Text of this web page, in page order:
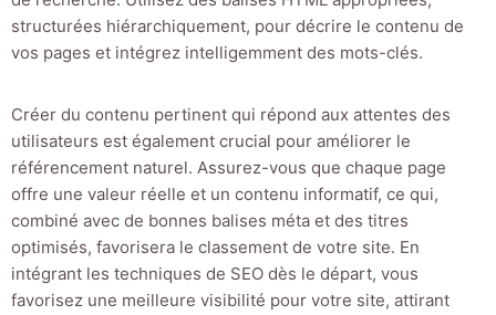
structurées hiérarchiquement, pour décrire le contenu de
vos pages et intégrez intelligemment des mots-clés.
Créer du contenu pertinent qui répond aux attentes des
utilisateurs est également crucial pour améliorer le
référencement naturel. Assurez-vous que chaque page
offre une valeur réelle et un contenu informatif, ce qui,
combiné avec de bonnes balises méta et des titres
optimisés, favorisera le classement de votre site. En
intégrant les techniques de SEO dès le départ, vous
favorisez une meilleure visibilité pour votre site, attirant